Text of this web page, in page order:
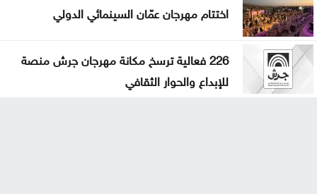
اختتام مهرجان عمّان السينمائي الدولي
226 فعالية ترسخ مكانة مهرجان جرش منصة
للإبداع والحوار الثقافي